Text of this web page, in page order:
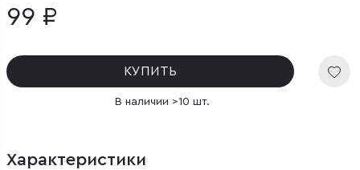
99 ₽
КУПИТЬ
В наличии >10 шт.
Характеристики